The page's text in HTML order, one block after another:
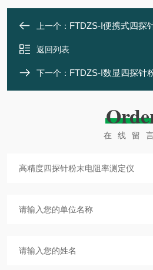
上一个： FTDZS-I便携式四探
返回列表
下一个： FTDZS-I数显四探针
在线留